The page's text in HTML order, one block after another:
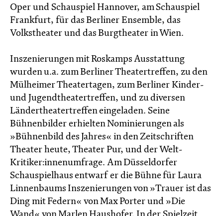
Oper und Schauspiel Hannover, am Schauspiel
Frankfurt, für das Berliner Ensemble, das
Volkstheater und das Burgtheater in Wien.
Inszenierungen mit Roskamps Ausstattung
wurden u.a. zum Berliner Theatertreffen, zu den
Mülheimer Theatertagen, zum Berliner Kinder-
und Jugendtheatertreffen, und zu diversen
Ländertheatertreffen eingeladen. Seine
Bühnenbilder erhielten Nominierungen als
»Bühnenbild des Jahres« in den Zeitschriften
Theater heute, Theater Pur, und der Welt-
Kritiker:innenumfrage. Am Düsseldorfer
Schauspielhaus entwarf er die Bühne für Laura
Linnenbaums Inszenierungen von »Trauer ist das
Ding mit Federn« von Max Porter und »Die